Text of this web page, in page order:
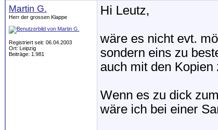
Martin G.
Herr der grossen Klappe
Registriert seit: 06.04.2003
Ort: Leipzig
Beiträge: 1.981
Hi Leutz,
wäre es nicht evt.
sondern eins zu
auch mit den Kopien
Wenn es zu dick
wäre ich bei einer